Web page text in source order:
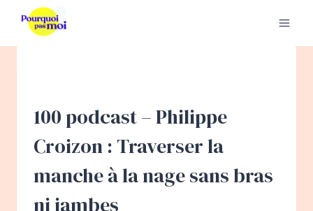
contenu
100 podcast – Philippe
Croizon : Traverser la
manche à la nage sans bras
ni jambes